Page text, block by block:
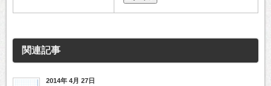
関連記事
2014年 4月 27日